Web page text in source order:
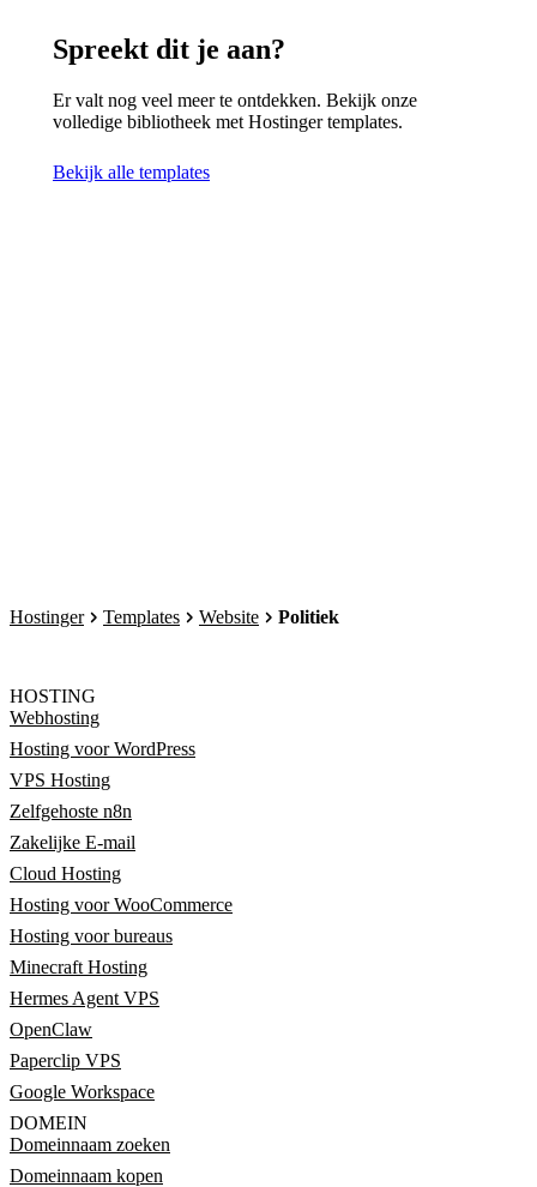
Spreekt dit je aan?
Er valt nog veel meer te ontdekken. Bekijk onze
volledige bibliotheek met Hostinger templates.
Bekijk alle templates
Hostinger Templates Website Politiek
HOSTING
Webhosting
Hosting voor WordPress
VPS Hosting
Zelfgehoste n8n
Zakelijke E-mail
Cloud Hosting
Hosting voor WooCommerce
Hosting voor bureaus
Minecraft Hosting
Hermes Agent VPS
OpenClaw
Paperclip VPS
Google Workspace
DOMEIN
Domeinnaam zoeken
Domeinnaam kopen